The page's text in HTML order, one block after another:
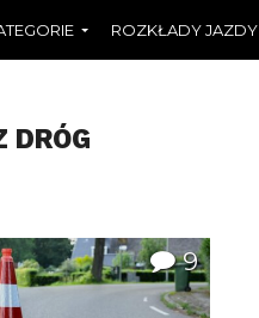
ROZKŁADY JAZDY
DRÓG
9